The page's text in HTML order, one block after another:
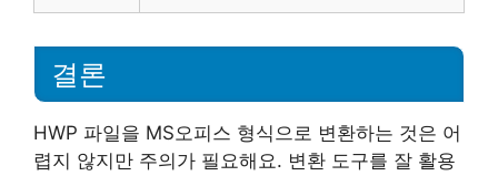
결론
HWP 파일을 MS오피스 형식으로 변환하는 것은 어
렵지 않지만 주의가 필요해요. 변환 도구를 잘 활용